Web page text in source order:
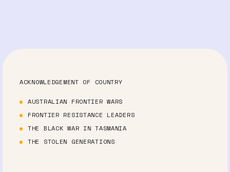
ACKNOWLEDGEMENT OF COUNTRY
AUSTRALIAN FRONTIER WARS
FRONTIER RESISTANCE LEADERS
THE BLACK WAR IN TASMANIA
THE STOLEN GENERATIONS